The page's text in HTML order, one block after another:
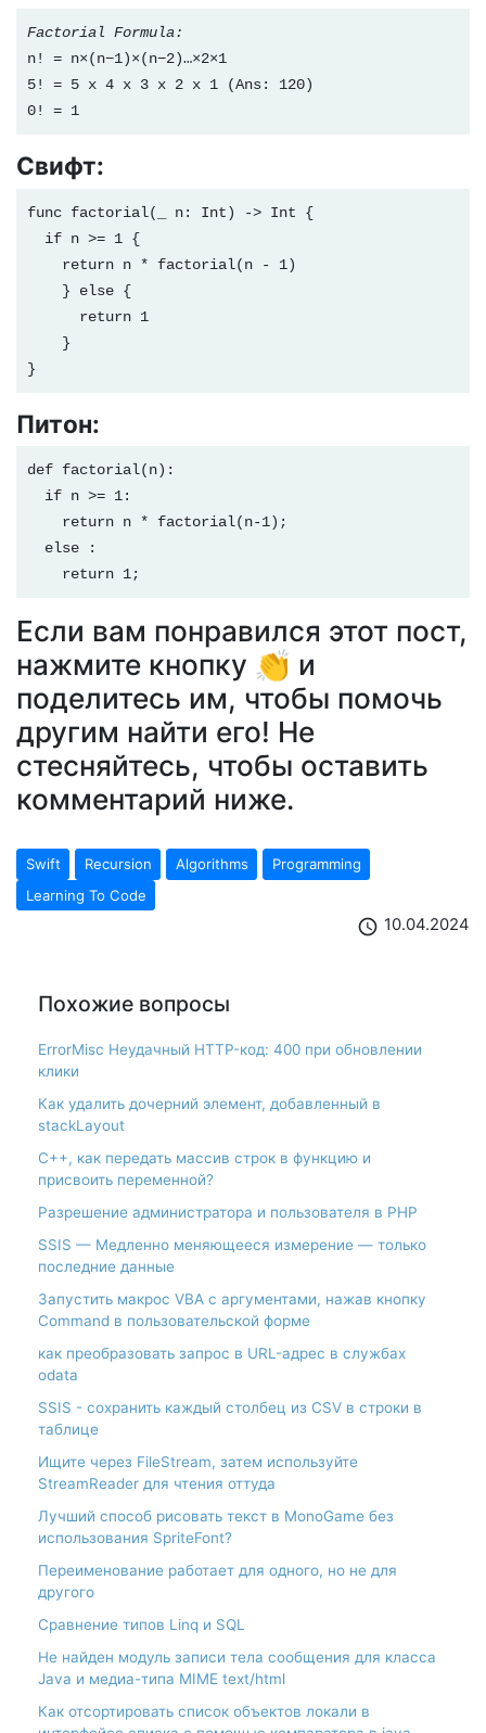
Factorial Formula:
n! = n×(n−1)×(n−2)…×2×1
5! = 5 x 4 x 3 x 2 x 1 (Ans: 120)
0! = 1
Свифт:
func factorial(_ n: Int) -> Int {
  if n >= 1 {
    return n * factorial(n - 1)
    } else {
      return 1
    }
}
Питон:
def factorial(n):
  if n >= 1:
    return n * factorial(n-1);
  else :
    return 1;
Если вам понравился этот пост,
нажмите кнопку 👏 и
поделитесь им, чтобы помочь
другим найти его! Не
стесняйтесь, чтобы оставить
комментарий ниже.
Swift Recursion Algorithms
Programming
Learning To Code
schedule 10.04.2024
Похожие вопросы
ErrorMisc Неудачный HTTP-код: 400 при обновлении
клики
Как удалить дочерний элемент, добавленный в
stackLayout
С++, как передать массив строк в функцию и
присвоить переменной?
Разрешение администратора и пользователя в PHP
SSIS — Медленно меняющееся измерение — только
последние данные
Запустить макрос VBA с аргументами, нажав кнопку
Command в пользовательской форме
как преобразовать запрос в URL-адрес в службах
odata
SSIS - сохранить каждый столбец из CSV в строки в
таблице
Ищите через FileStream, затем используйте
StreamReader для чтения оттуда
Лучший способ рисовать текст в MonoGame без
использования SpriteFont?
Переименование работает для одного, но не для
другого
Сравнение типов Linq и SQL
Не найден модуль записи тела сообщения для класса
Java и медиа-типа MIME text/html
Как отсортировать список объектов локали в